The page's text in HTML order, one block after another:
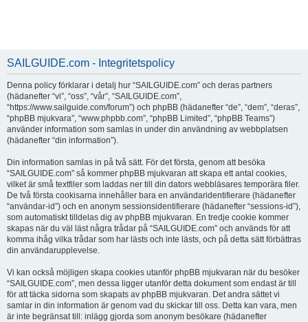
SAILGUIDE.com - Integritetspolicy
Denna policy förklarar i detalj hur “SAILGUIDE.com” och deras partners
(hädanefter “vi”, “oss”, “vår”, “SAILGUIDE.com”,
“https://www.sailguide.com/forum”) och phpBB (hädanefter “de”, “dem”, “deras”,
“phpBB mjukvara”, “www.phpbb.com”, “phpBB Limited”, “phpBB Teams”)
använder information som samlas in under din användning av webbplatsen
(hädanefter “din information”).
Din information samlas in på två sätt. För det första, genom att besöka
“SAILGUIDE.com” så kommer phpBB mjukvaran att skapa ett antal cookies,
vilket är små textfiler som laddas ner till din dators webbläsares temporära filer.
De två första cookisarna innehåller bara en användaridentifierare (hädanefter
“användar-id”) och en anonym sessionsidentifierare (hädanefter “sessions-id”),
som automatiskt tilldelas dig av phpBB mjukvaran. En tredje cookie kommer
skapas när du väl läst några trådar på “SAILGUIDE.com” och används för att
komma ihåg vilka trådar som har lästs och inte lästs, och på detta sätt förbättras
din användarupplevelse.
Vi kan också möjligen skapa cookies utanför phpBB mjukvaran när du besöker
“SAILGUIDE.com”, men dessa ligger utanför detta dokument som endast är till
för att täcka sidorna som skapats av phpBB mjukvaran. Det andra sättet vi
samlar in din information är genom vad du skickar till oss. Detta kan vara, men
är inte begränsat till: inlägg gjorda som anonym besökare (hädanefter